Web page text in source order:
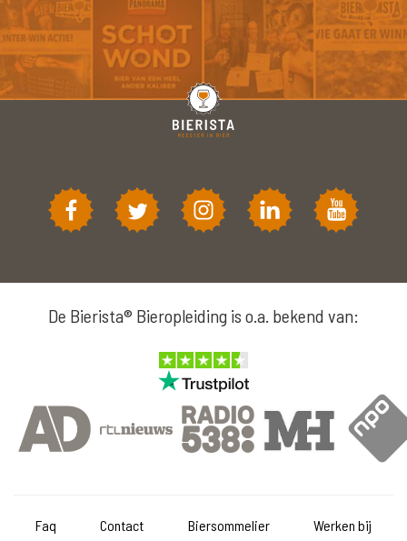
De Bierista® Bieropleiding is o.a. bekend van:
Faq Contact Biersommelier Werken bij